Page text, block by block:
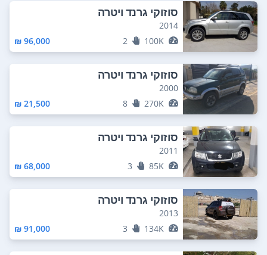
סוזוקי גרנד ויטרה
2014
100K
2
96,000 ₪
סוזוקי גרנד ויטרה
2000
270K
8
21,500 ₪
סוזוקי גרנד ויטרה
2011
85K
3
68,000 ₪
סוזוקי גרנד ויטרה
2013
134K
3
91,000 ₪